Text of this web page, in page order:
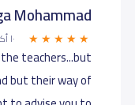
Mohammad‎‏
١٠ أكتوبر ٢٠١٧
teachers...but
but their way of